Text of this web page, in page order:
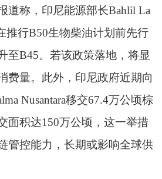
道称，印尼能源部长Bahlil La
推行B50生物柴油计划前先行
至B45。若该政策落地，将显
费量。此外，印尼政府近期向
Nusantara移交67.4万公顷棕
面积达150万公顷，这一举措
管控能力，长期或影响全球供